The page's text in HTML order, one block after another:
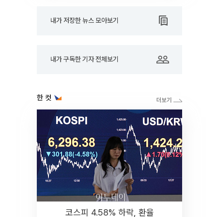
내가 저장한 뉴스 모아보기
내가 구독한 기자 전체보기
한 컷
코스피 4.58% 하락, 환율